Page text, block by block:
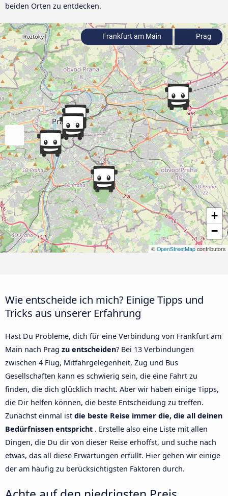
beiden Orten zu entdecken.
+
−
© OpenStreetMapcontributors
Frankfurt am Main Prag
Wie entscheide ich mich? Einige Tipps und
Tricks aus unserer Erfahrung
Hast Du Probleme, dich für eine Verbindung von Frankfurt am
Main nach Prag zu entscheiden? Bei 13 Verbindungen
zwischen 4 Flug, Mitfahrgelegenheit, Zug und Bus
Gesellschaften kann es schwierig sein, die eine Fahrt zu
finden, die dich glücklich macht. Aber wir haben einige Tipps,
die Dir helfen können, die beste Entscheidung zu treffen.
Zunächst einmal ist die beste Reise immer die, die all deinen
Bedürfnissen entspricht . Erstelle also eine Liste mit allen
Dingen, die Du dir von dieser Reise erhoffst, und suche nach
etwas, das all diese Erwartungen erfüllt. Hier gehen wir einige
der am häufig zu berücksichtigsten Faktoren durch.